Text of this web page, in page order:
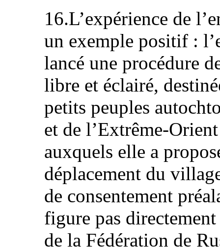
16.L’expérience de
un exemple positif :
lancé une procédure
libre et éclairé,
petits peuples
et de l’Extrême-
auxquels elle a
déplacement du
de consentement
figure pas
de la Fédération de